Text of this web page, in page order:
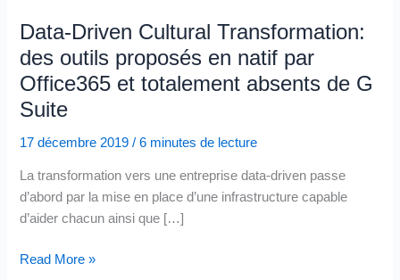
Data-Driven Cultural Transformation:
des outils proposés en natif par
Office365 et totalement absents de G
Suite
17 décembre 2019/6 minutes de lecture
La transformation vers une entreprise data-driven passe
d’abord par la mise en place d’une infrastructure capable
d’aider chacun ainsi que […]
Data-
Read More »